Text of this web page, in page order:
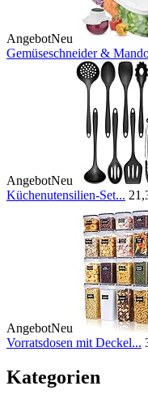
AngebotNeu
Gemüseschneider &
AngebotNeu
Küchenutensilien-Set...
AngebotNeu
Vorratsdosen mit Deckel...
Kategorien